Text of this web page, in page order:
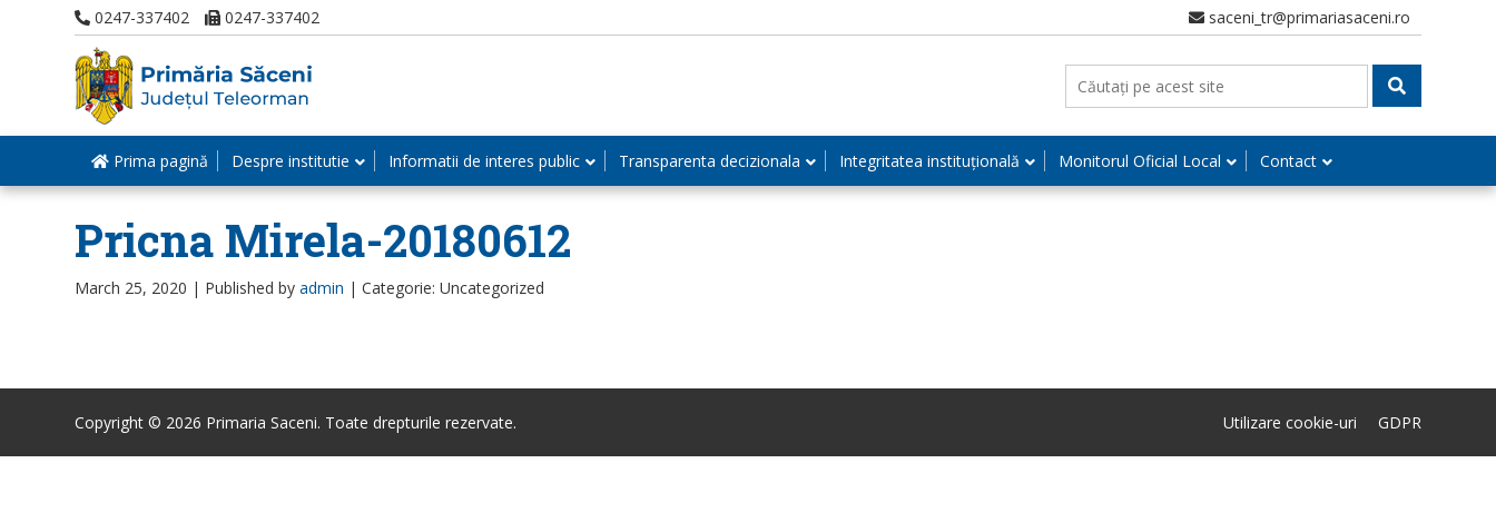
0247-337402 0247-337402 saceni_tr@primariasaceni.ro
Prima pagină Despre institutie Informatii de interes public Transparenta decizionala Integritatea instituțională Monitorul Oficial Local Contact
Pricna Mirela-20180612
March 25, 2020 | Published by admin | Categorie: Uncategorized
Copyright © 2026 Primaria Saceni. Toate drepturile rezervate. Utilizare cookie-uri GDPR